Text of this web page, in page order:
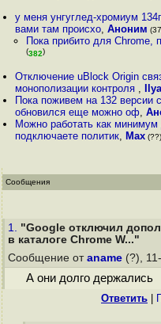
у меня унгуглед-хромиум
вами там происхо,Аноним
Пока прибито для Chrome,
(382)
Отключение uBlock Origin
монополизации контроля ,
Пока поживем на 132 версии
обновился еще можно оф,
Можно работать как
подключаете политик, Max
Сообщения
1. "Google отключил
в каталоге Chrome W..."
Сообщение от aname (?),
А они долго держались
Ответить